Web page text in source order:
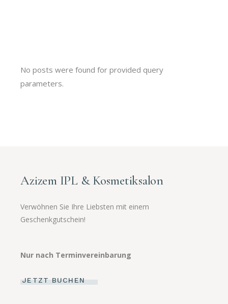
No posts were found for provided query
parameters.
Azizem IPL & Kosmetiksalon
Verwöhnen Sie Ihre Liebsten mit einem
Geschenkgutschein!
Nur nach Terminvereinbarung
JETZT BUCHEN